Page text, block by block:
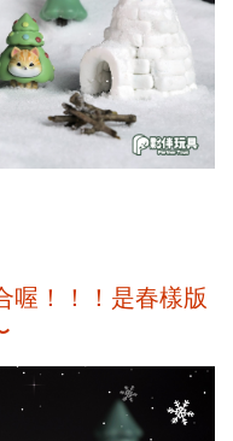
喔！！！是春樣版